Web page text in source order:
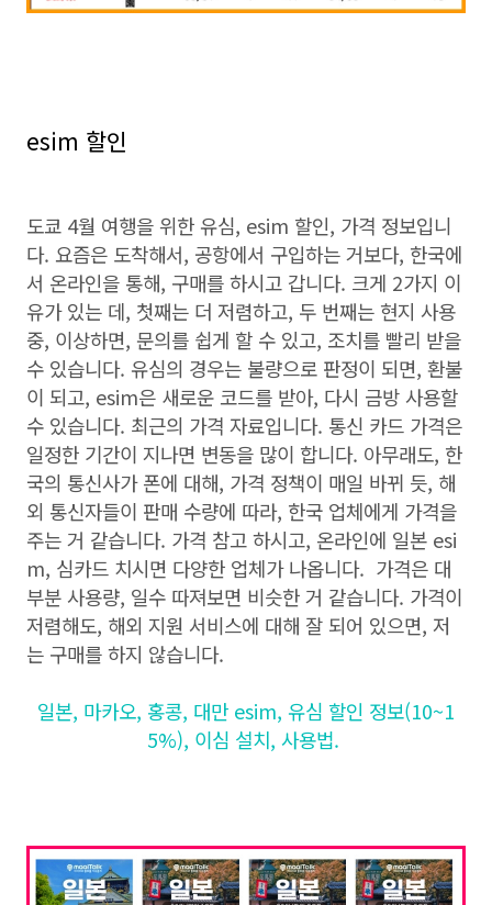
esim 할인
도쿄 4월 여행을 위한 유심, esim 할인, 가격 정보입니
다. 요즘은 도착해서, 공항에서 구입하는 거보다, 한국에
서 온라인을 통해, 구매를 하시고 갑니다. 크게 2가지 이
유가 있는 데, 첫째는 더 저렴하고, 두 번째는 현지 사용
중, 이상하면, 문의를 쉽게 할 수 있고, 조치를 빨리 받을
수 있습니다. 유심의 경우는 불량으로 판정이 되면, 환불
이 되고, esim은 새로운 코드를 받아, 다시 금방 사용할
수 있습니다. 최근의 가격 자료입니다. 통신 카드 가격은
일정한 기간이 지나면 변동을 많이 합니다. 아무래도, 한
국의 통신사가 폰에 대해, 가격 정책이 매일 바뀌 듯, 해
외 통신자들이 판매 수량에 따라, 한국 업체에게 가격을
주는 거 같습니다. 가격 참고 하시고, 온라인에 일본 esi
m, 심카드 치시면 다양한 업체가 나옵니다. 가격은 대
부분 사용량, 일수 따져보면 비슷한 거 같습니다. 가격이
저렴해도, 해외 지원 서비스에 대해 잘 되어 있으면, 저
는 구매를 하지 않습니다.
일본, 마카오, 홍콩, 대만 esim, 유심 할인 정보(10~1
5%), 이심 설치, 사용법.